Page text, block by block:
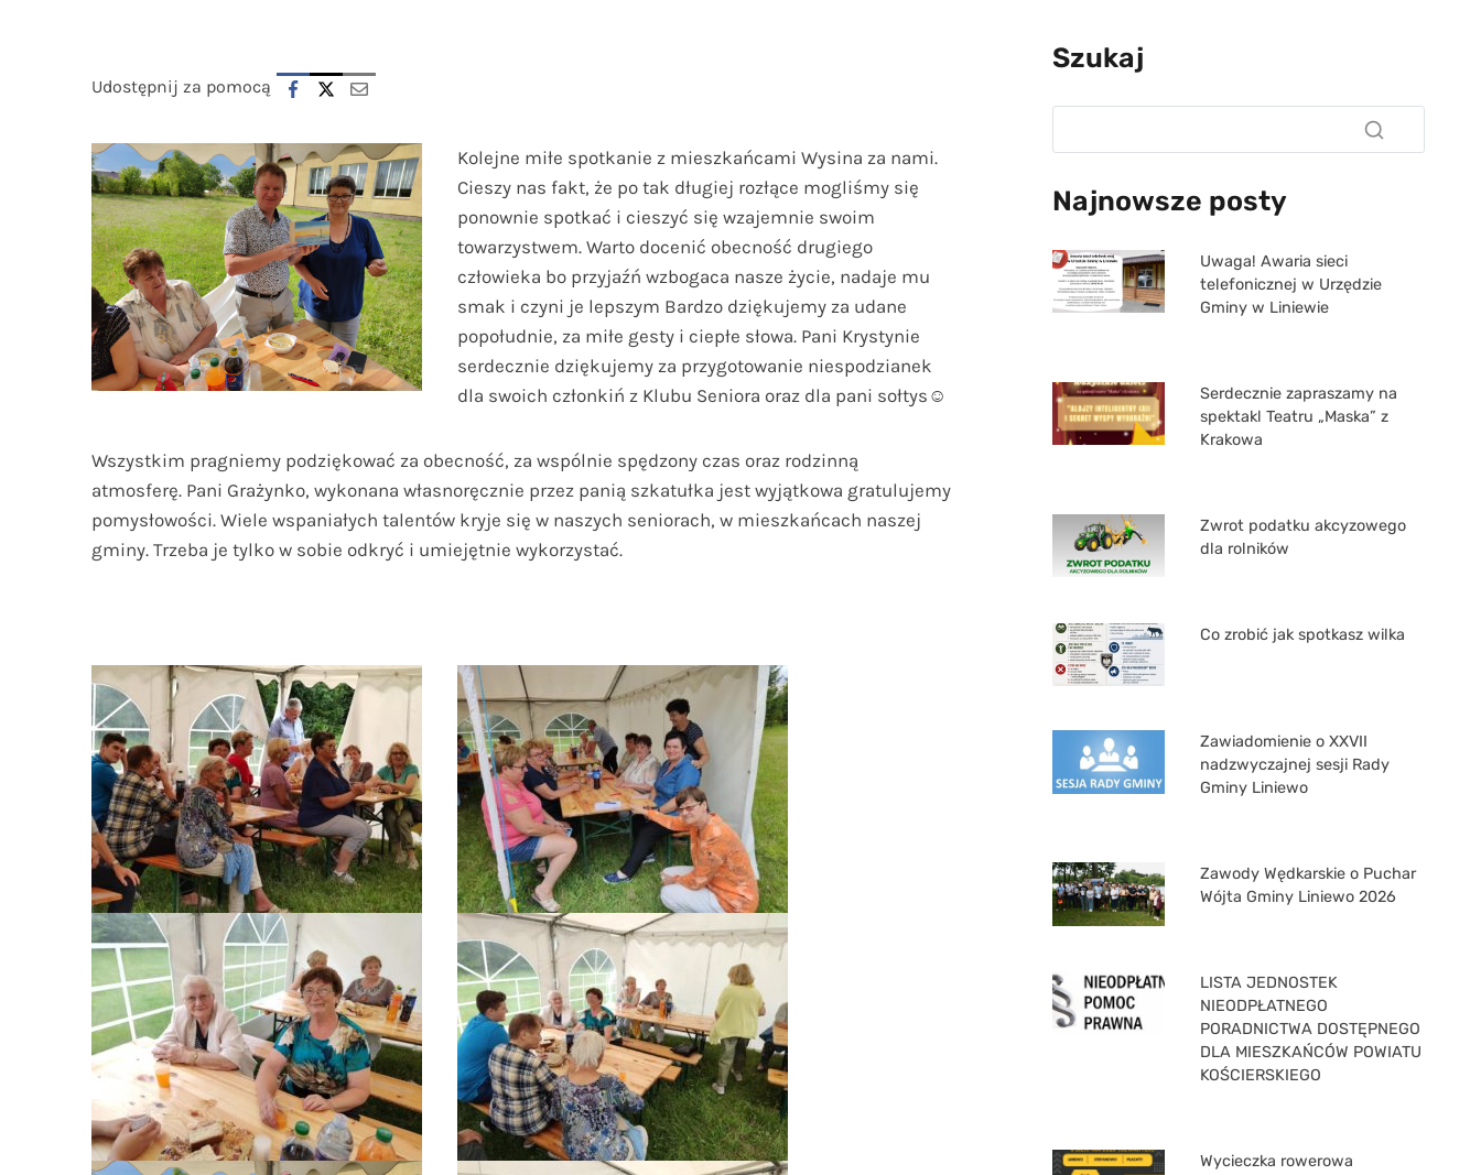
Udostępnij za pomocą
Kolejne miłe spotkanie z mieszkańcami Wysina za nami.
Cieszy nas fakt, że po tak długiej rozłące mogliśmy się
ponownie spotkać i cieszyć się wzajemnie swoim
towarzystwem. Warto docenić obecność drugiego
człowieka bo przyjaźń wzbogaca nasze życie, nadaje mu
smak i czyni je lepszym Bardzo dziękujemy za udane
popołudnie, za miłe gesty i ciepłe słowa. Pani Krystynie
serdecznie dziękujemy za przygotowanie niespodzianek
dla swoich członkiń z Klubu Seniora oraz dla pani sołtys☺️
Wszystkim pragniemy podziękować za obecność, za wspólnie spędzony czas oraz rodzinną
atmosferę. Pani Grażynko, wykonana własnoręcznie przez panią szkatułka jest wyjątkowa gratulujemy
pomysłowości. Wiele wspaniałych talentów kryje się w naszych seniorach, w mieszkańcach naszej
gminy. Trzeba je tylko w sobie odkryć i umiejętnie wykorzystać.
Szukaj
Najnowsze posty
Uwaga! Awaria sieci
telefonicznej w Urzędzie
Gminy w Liniewie
Serdecznie zapraszamy na
spektakl Teatru „Maska” z
Krakowa
Zwrot podatku akcyzowego
dla rolników
Co zrobić jak spotkasz wilka
Zawiadomienie o XXVII
nadzwyczajnej sesji Rady
Gminy Liniewo
Zawody Wędkarskie o Puchar
Wójta Gminy Liniewo 2026
LISTA JEDNOSTEK
NIEODPŁATNEGO
PORADNICTWA DOSTĘPNEGO
DLA MIESZKAŃCÓW POWIATU
KOŚCIERSKIEGO
Wycieczka rowerowa